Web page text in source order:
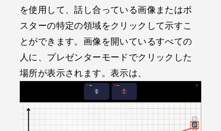
を使用して、話し合っている画像またはポ
スターの特定の領域をクリックして示すこ
とができます。画像を開いているすべての
人に、プレゼンターモードでクリックした
場所が表示されます。表示は、